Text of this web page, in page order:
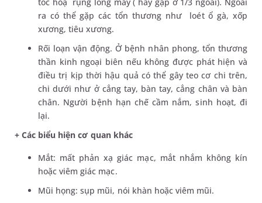
ra có thể gặp các tổn thương như loét ổ gà, xốp
xương, tiêu xương.
Rối loạn vận động. Ở bệnh nhân phong, tổn thương
thần kinh ngoại biên nếu không được phát hiện và
điều trị kịp thời hậu quả có thể gây teo cơ chi trên,
chi dưới như ở cẳng tay, bàn tay, cẳng chân và bàn
chân. Người bệnh hạn chế cầm nắm, sinh hoạt, đi
lại.
+ Các biểu hiện cơ quan khác
Mắt: mất phản xạ giác mạc, mắt nhắm không kín
hoặc viêm giác mạc.
Mũi họng: sụp mũi, nói khàn hoặc viêm mũi.